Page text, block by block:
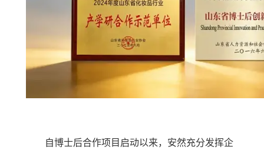
自博士后合作项目启动以来，安然充分发挥企